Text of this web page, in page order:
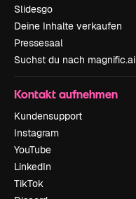
Slidesgo
Deine Inhalte verkaufen
Pressesaal
Suchst du nach magnific.ai
Kontakt aufnehmen
Kundensupport
Instagram
YouTube
LinkedIn
TikTok